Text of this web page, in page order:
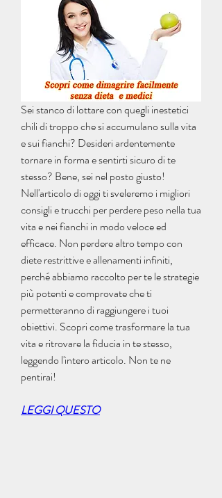
Sei stanco di lottare con quegli inestetici
chili di troppo che si accumulano sulla vita
e sui fianchi? Desideri ardentemente
tornare in forma e sentirti sicuro di te
stesso? Bene, sei nel posto giusto!
Nell'articolo di oggi ti sveleremo i migliori
consigli e trucchi per perdere peso nella tua
vita e nei fianchi in modo veloce ed
efficace. Non perdere altro tempo con
diete restrittive e allenamenti infiniti,
perché abbiamo raccolto per te le strategie
più potenti e comprovate che ti
permetteranno di raggiungere i tuoi
obiettivi. Scopri come trasformare la tua
vita e ritrovare la fiducia in te stesso,
leggendo l'intero articolo. Non te ne
pentirai!
LEGGI QUESTO